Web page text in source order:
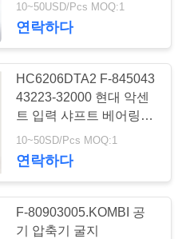
베어링
162
10~50USD/Pcs MOQ:1
연락하다
HC6206DTA2 F-845043
43223-32000 현대 악센
트 입력 샤프트 베어링
28x62x17mm
10~50SD/Pcs MOQ:1
연락하다
F-80903005.KOMBI 공
기 압축기 굴지